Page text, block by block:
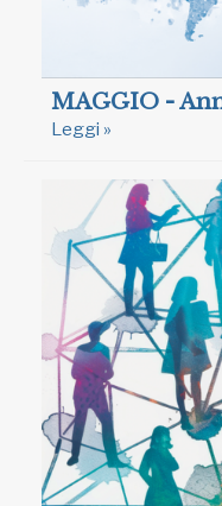
MAGGIO -
Leggi »